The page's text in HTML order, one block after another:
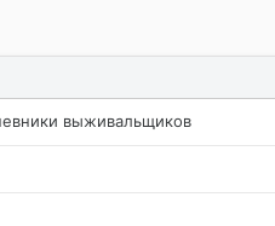
выживальщиков